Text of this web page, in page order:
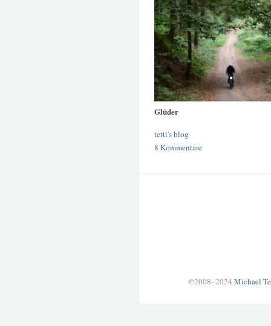
Glüder
tetti's blog
8 Kommentare
©2008–2024 Michael